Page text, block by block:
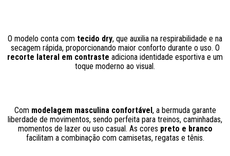
O modelo conta com tecido dry, que auxilia na respirabilidade e na
secagem rápida, proporcionando maior conforto durante o uso. O
recorte lateral em contraste adiciona identidade esportiva e um
toque moderno ao visual.
Com modelagem masculina confortável, a bermuda garante
liberdade de movimentos, sendo perfeita para treinos, caminhadas,
momentos de lazer ou uso casual. As cores preto e branco
facilitam a combinação com camisetas, regatas e tênis.